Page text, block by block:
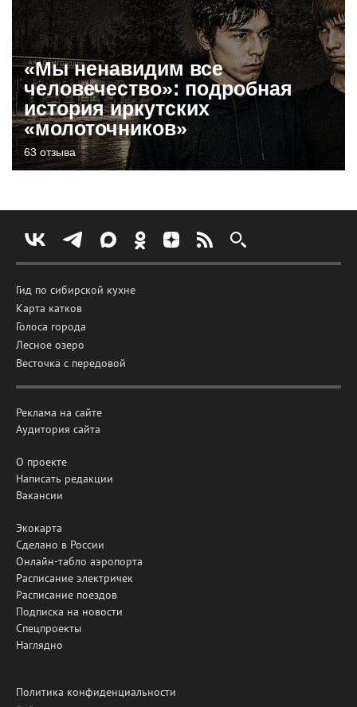
«Мы ненавидим все
человечество»: подробная
история иркутских
«молоточников»
63 отзыва
Гид по сибирской кухне
Карта катков
Голоса города
Лесное озеро
Весточка с передовой
Реклама на сайте
Аудитория сайта
О проекте
Написать редакции
Вакансии
Экокарта
Сделано в России
Онлайн-табло аэропорта
Расписание электричек
Расписание поездов
Подписка на новости
Спецпроекты
Наглядно
Политика конфиденциальности